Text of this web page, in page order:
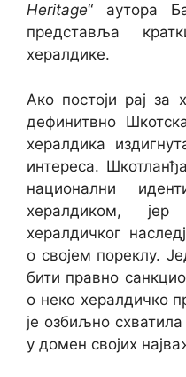
Heritage“ аутора
представља
хералдике.
Ако постоји рај за
дефинитвно
хералдика
интереса.
национални
хералдиком, јер
хералдичког
о својем пореклу.
бити правно
о неко хералдичко
је озбиљно
у домен својих